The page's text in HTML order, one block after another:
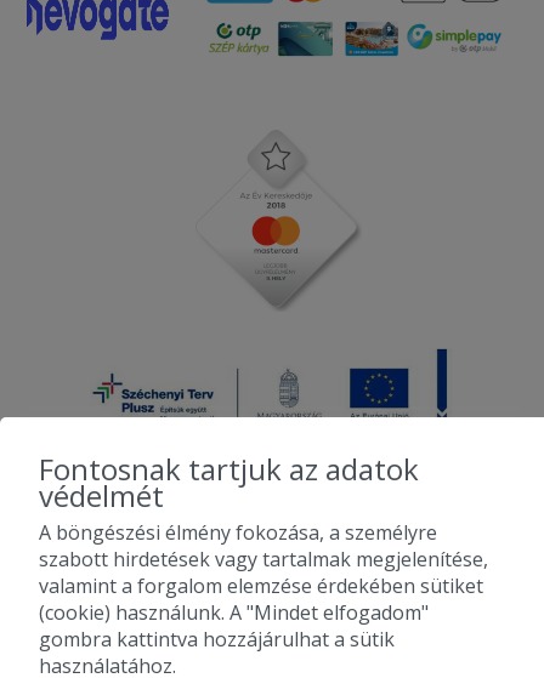
2010-2026 Copyright - Falatozz.hu - Diston-line Kft.
Pizza, gyros, hamburger, menük kedvező áron, egy helyen az összes
étterem ajánlata.
Fontosnak tartjuk az adatok
védelmét
A böngészési élmény fokozása, a személyre
szabott hirdetések vagy tartalmak megjelenítése,
valamint a forgalom elemzése érdekében sütiket
(cookie) használunk. A "Mindet elfogadom"
gombra kattintva hozzájárulhat a sütik
használatához.